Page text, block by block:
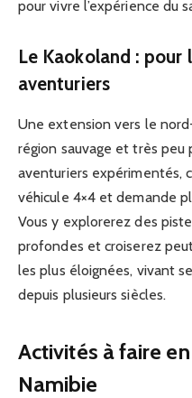
pour vivre l’expérience du
Le Kaokoland : pour
aventuriers
Une extension vers le
région sauvage et très peu
aventuriers expérimentés,
véhicule 4×4 et demande
Vous y explorerez des
profondes et croiserez
les plus éloignées, vivant
depuis plusieurs siècles.
Activités à faire
Namibie